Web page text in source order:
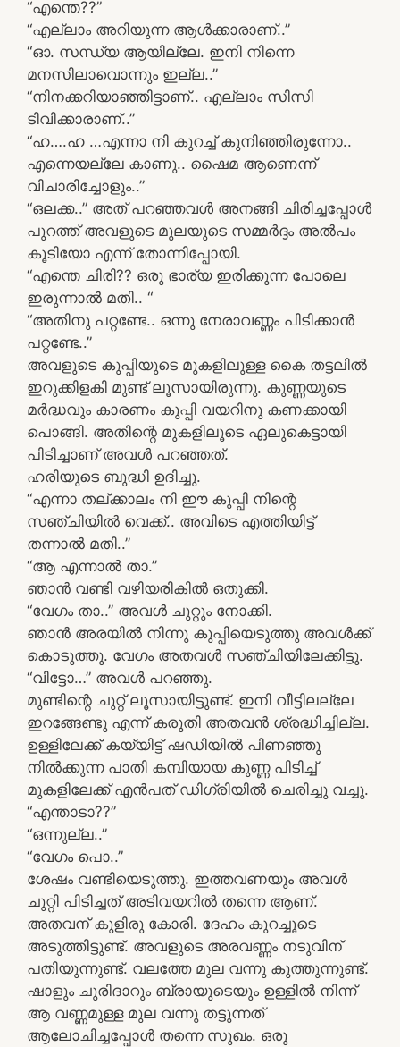
“എന്തെ??”
“എല്ലാം അറിയുന്ന ആൾക്കാരാണ്..”
“ഓ. സന്ധ്യ ആയില്ലേ. ഇനി നിന്നെ
മനസിലാവൊന്നും ഇല്ല..”
“നിനക്കറിയാഞ്ഞിട്ടാണ്.. എല്ലാം സിസി
ടിവിക്കാരാണ്..”
“ഹ….ഹ …എന്നാ നി കുറച്ച് കുനിഞ്ഞിരുന്നോ..
എന്നെയല്ലേ കാണു.. ഷൈമ ആണെന്ന്
വിചാരിച്ചോളും..”
“ഒലക്ക..” അത് പറഞ്ഞവൾ അനങ്ങി ചിരിച്ചപ്പോൾ
പുറത്ത് അവളുടെ മുലയുടെ സമ്മർദ്ദം അൽപം
കൂടിയോ എന്ന് തോന്നിപ്പോയി.
“എന്തെ ചിരി?? ഒരു ഭാര്യ ഇരിക്കുന്ന പോലെ
ഇരുന്നാൽ മതി.. “
“അതിനു പറ്റണ്ടേ.. ഒന്നു നേരാവണ്ണം പിടിക്കാൻ
പറ്റണ്ടേ..”
അവളുടെ കുപ്പിയുടെ മുകളിലുള്ള കൈ തട്ടലിൽ
ഇറുക്കിളകി മുണ്ട് ലൂസായിരുന്നു. കുണ്ണയുടെ
മർദ്ധവും കാരണം കുപ്പി വയറിനു കണക്കായി
പൊങ്ങി. അതിന്റെ മുകളിലൂടെ ഏലുകെട്ടായി
പിടിച്ചാണ് അവൾ പറഞ്ഞത്.
ഹരിയുടെ ബുദ്ധി ഉദിച്ചു.
“എന്നാ തല്ക്കാലം നി ഈ കുപ്പി നിന്റെ
സഞ്ചിയിൽ വെക്ക്.. അവിടെ എത്തിയിട്ട്
തന്നാൽ മതി..”
“ആ എന്നാൽ താ.”
ഞാൻ വണ്ടി വഴിയരികിൽ ഒതുക്കി.
“വേഗം താ..” അവൾ ചുറ്റും നോക്കി.
ഞാൻ അരയിൽ നിന്നു കുപ്പിയെടുത്തു അവൾക്ക്
കൊടുത്തു. വേഗം അതവൾ സഞ്ചിയിലേക്കിട്ടു.
“വിട്ടോ…” അവൾ പറഞ്ഞു.
മുണ്ടിന്റെ ചുറ്റ് ലൂസായിട്ടുണ്ട്. ഇനി വീട്ടിലല്ലേ
ഇറങ്ങേണ്ടു എന്ന് കരുതി അതവൻ ശ്രദ്ധിച്ചില്ല.
ഉള്ളിലേക്ക് കയ്യിട്ട് ഷഡിയിൽ പിണഞ്ഞു
നിൽക്കുന്ന പാതി കമ്പിയായ കുണ്ണ പിടിച്ച്
മുകളിലേക്ക് എൻപത് ഡിഗ്രിയിൽ ചെരിച്ചു വച്ചു.
“എന്താടാ??”
“ഒന്നുല്ല..”
“വേഗം പൊ..”
ശേഷം വണ്ടിയെടുത്തു. ഇത്തവണയും അവൾ
ചുറ്റി പിടിച്ചത് അടിവയറിൽ തന്നെ ആണ്.
അതവന് കുളിരു കോരി. ദേഹം കുറച്ചൂടെ
അടുത്തിട്ടുണ്ട്. അവളുടെ അരവണ്ണം നടുവിന്
പതിയുന്നുണ്ട്. വലത്തേ മുല വന്നു കുത്തുന്നുണ്ട്.
ഷാളും ചുരിദാറും ബ്രായുടെയും ഉള്ളിൽ നിന്ന്
ആ വണ്ണമുള്ള മുല വന്നു തട്ടുന്നത്
ആലോചിച്ചപ്പോൾ തന്നെ സുഖം. ഒരു